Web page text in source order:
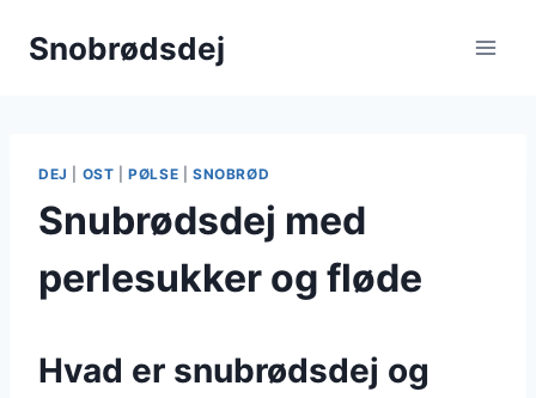
Snobrødsdej
DEJ OST |PØLSE SNOBRØD
Snubrødsdej med
perlesukker og fløde
Hvad er snubrødsdej og